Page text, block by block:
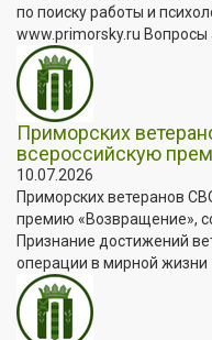
по поиску работы и
www.primorsky.ru Вопросы
Приморских
всероссийскую
10.07.2026
Приморских ветеранов
премию «Возвращение»,
Признание достижений
операции в мирной жизни